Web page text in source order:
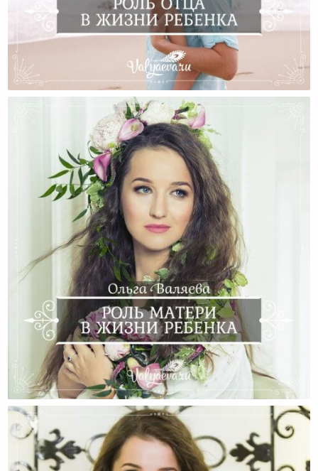
Роль Отца В Жизни Ребенка
Какова Роль Мамы В Жизни Ребенка?